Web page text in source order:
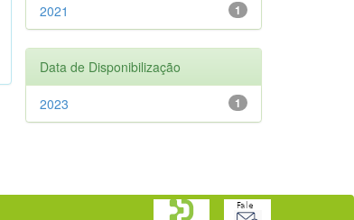
1
2021
Data de Disponibilização
1
2023